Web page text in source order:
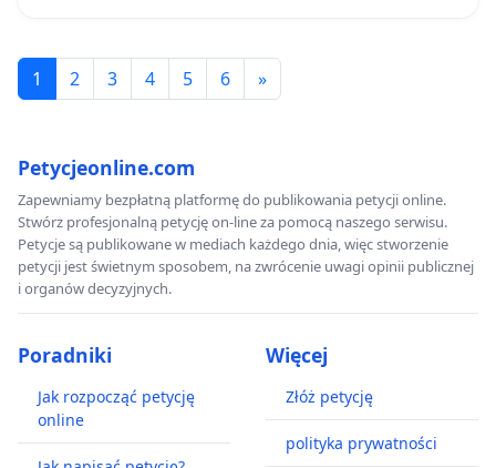
1 2 3 4 5 6 »
Petycjeonline.com
Zapewniamy bezpłatną platformę do publikowania petycji online.
Stwórz profesjonalną petycję on-line za pomocą naszego serwisu.
Petycje są publikowane w mediach każdego dnia, więc stworzenie
petycji jest świetnym sposobem, na zwrócenie uwagi opinii publicznej
i organów decyzyjnych.
Poradniki
Jak rozpocząć petycję
online
Więcej
Złóż petycję
polityka prywatności